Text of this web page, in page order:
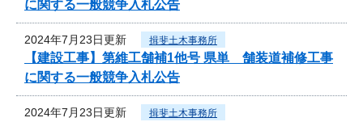
に関する一般競争入札公告
2024年7月23日更新 揖斐土木事務所
【建設工事】第維工舗補1他号 県単 舗装道補修工事
に関する一般競争入札公告
2024年7月23日更新 揖斐土木事務所